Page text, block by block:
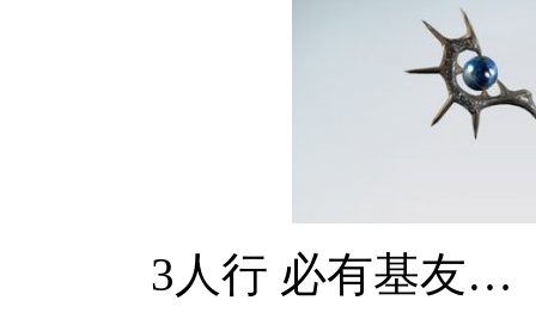
3人行 必有基友…